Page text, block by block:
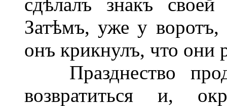
Затѣмъ, уже у
онъ крикнулъ, что они
Празднество
возвратиться и,